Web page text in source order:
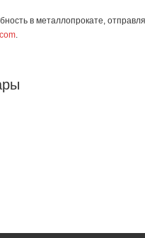
в металлопрокате,